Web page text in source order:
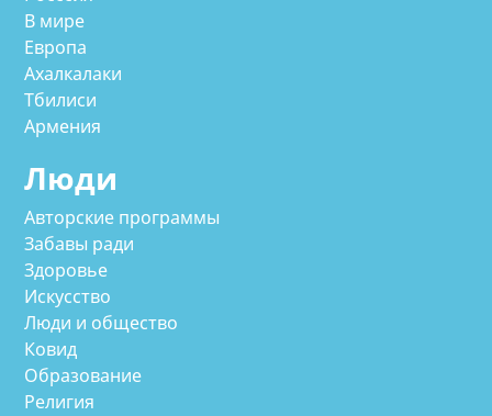
В мире
Европа
Ахалкалаки
Тбилиси
Армения
Люди
Авторские программы
Забавы ради
Здоровье
Искусство
Люди и общество
Ковид
Образование
Религия